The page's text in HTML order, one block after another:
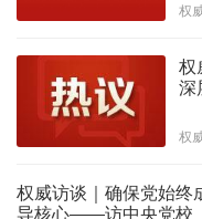
权
权
深
权
权威访谈｜确保党始终
导核心——访中央党校